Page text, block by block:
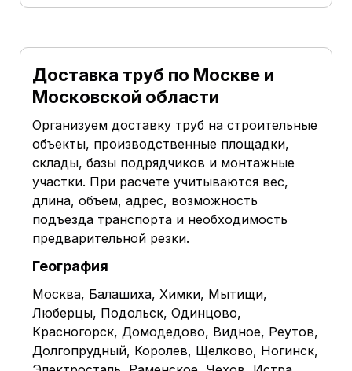
Доставка труб по Москве и
Московской области
Организуем доставку труб на строительные
объекты, производственные площадки,
склады, базы подрядчиков и монтажные
участки. При расчете учитываются вес,
длина, объем, адрес, возможность
подъезда транспорта и необходимость
предварительной резки.
География
Москва, Балашиха, Химки, Мытищи,
Люберцы, Подольск, Одинцово,
Красногорск, Домодедово, Видное, Реутов,
Долгопрудный, Королев, Щелково, Ногинск,